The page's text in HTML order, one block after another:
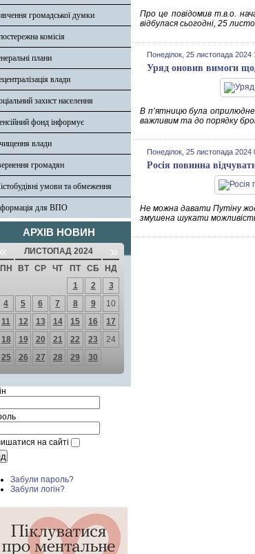
громадської думки
комісія
плани
влади
захист населення
фонд інформує
влади
громадян
умови та обмеження
для ВПО
АРХІВ НОВИН
« ЛИСТОПАД 2024 »
ПН ВТ СР ЧТ ПТ СБ
НД
1
2
3
4
5 6 7 8 9
10
11
12 13 14 15 16
17
18
19 20 21 22 23
24
25
26 27 28 29 30
на сайті
Забули пароль?
Забули логін?
Про це повідомив т.в.о.
відбулася сьогодні, 25
Понеділок, 25 листопада 2024
Уряд оновив вимоги
В п’ятницю була
важливим та до порядку
Понеділок, 25 листопада 2024
Росія повинна
Не можна давати Путіну
змушена шукати